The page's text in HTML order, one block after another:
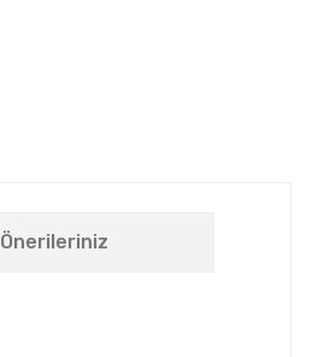
Önerileriniz